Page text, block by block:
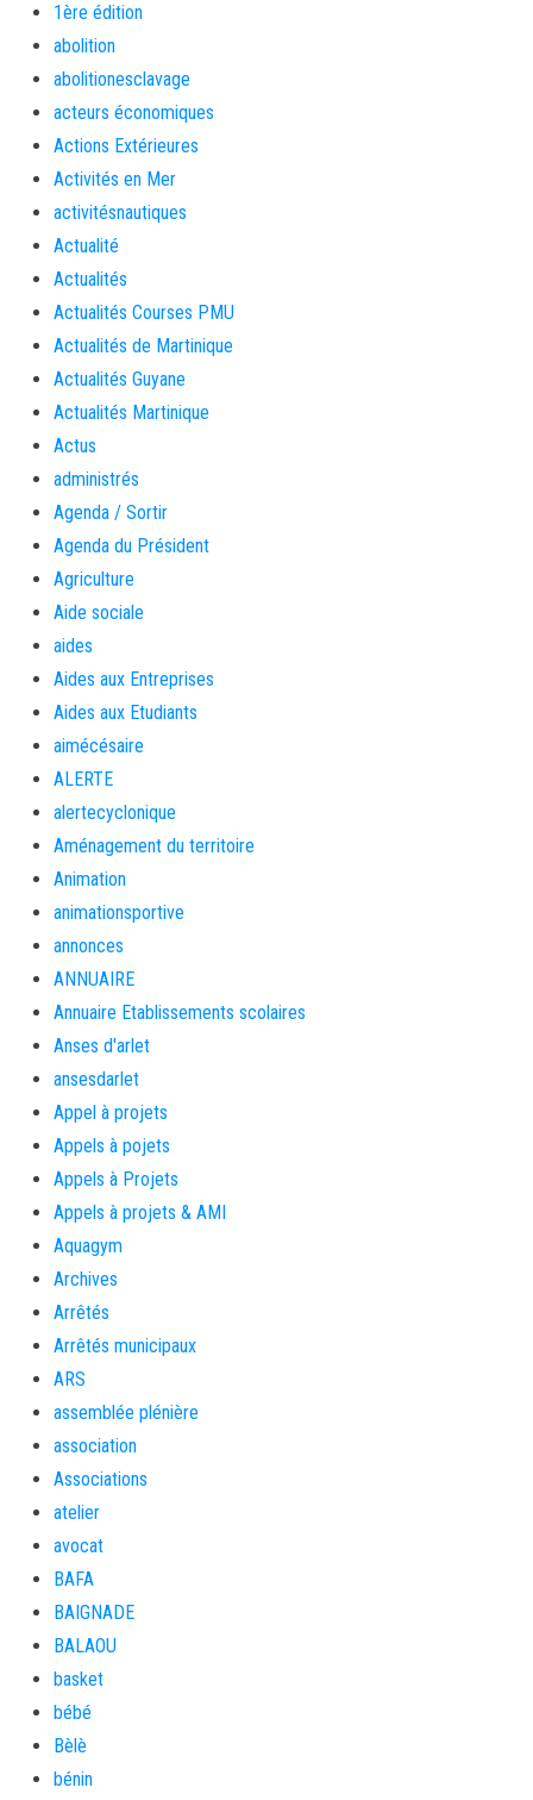
1ère édition
abolition
abolitionesclavage
acteurs économiques
Actions Extérieures
Activités en Mer
activitésnautiques
Actualité
Actualités
Actualités Courses PMU
Actualités de Martinique
Actualités Guyane
Actualités Martinique
Actus
administrés
Agenda / Sortir
Agenda du Président
Agriculture
Aide sociale
aides
Aides aux Entreprises
Aides aux Etudiants
aimécésaire
ALERTE
alertecyclonique
Aménagement du territoire
Animation
animationsportive
annonces
ANNUAIRE
Annuaire Etablissements scolaires
Anses d'arlet
ansesdarlet
Appel à projets
Appels à pojets
Appels à Projets
Appels à projets & AMI
Aquagym
Archives
Arrêtés
Arrêtés municipaux
ARS
assemblée plénière
association
Associations
atelier
avocat
BAFA
BAIGNADE
BALAOU
basket
bébé
Bèlè
bénin